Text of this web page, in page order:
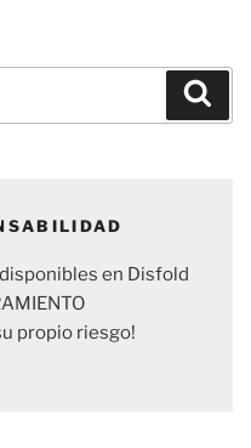
en Disfold
propio riesgo!